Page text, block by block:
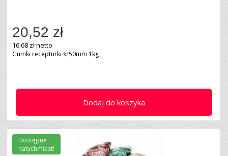
Dodaj do koszyka
20,52 zł
16.68 zł netto
Gumki recepturki śr50mm 1kg
Dostępne
natychmiast!